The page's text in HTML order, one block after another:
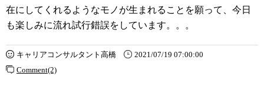
在にしてくれるようなモノが生まれることを願って、今日
も楽しみに流れ試行錯誤をしています。。。
キャリアコンサルタント高橋
2021/07/19 07:00:00
Comment(2)